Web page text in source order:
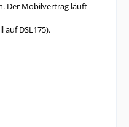
Der Mobilvertrag läuft
DSL175).